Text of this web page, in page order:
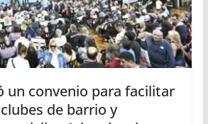
un convenio para facilitar
de barrio y